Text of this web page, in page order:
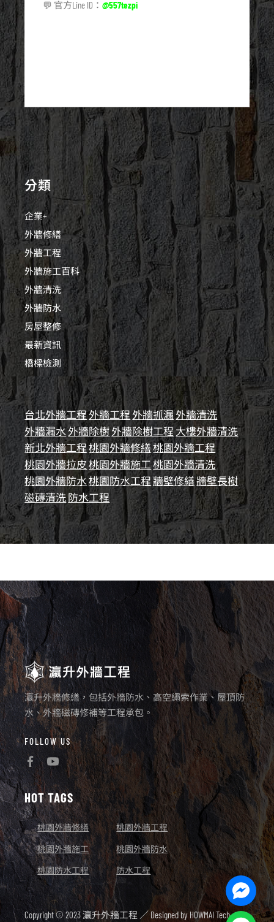
💬 官方Line ID：@557tezpi
分類
企業+
外牆修繕
外牆工程
外牆施工百科
外牆清洗
外牆防水
房屋整修
最新資訊
橋樑檢測
台北外牆工程外牆工程 外牆抓漏 外牆清洗
外牆漏水外牆除樹外牆除樹工程 大樓外牆清洗
新北外牆工程桃園外牆修繕桃園外牆工程
桃園外牆拉皮 桃園外牆施工桃園外牆清洗
桃園外牆防水桃園防水工程 牆壁修繕牆壁長樹
磁磚清洗 防水工程
瀛升外牆修繕，包括外牆防水、高空繩索作業、屋頂防
水、外牆磁磚修補等工程承包。
FOLLOW US
HOT TAGS
桃園外牆修繕 桃園外牆工程
桃園外牆施工 桃園外牆防水
桃園防水工程 防水工程
Copyright © 2023 瀛升外牆工程 ／ Designed by HOWMAI Tech.